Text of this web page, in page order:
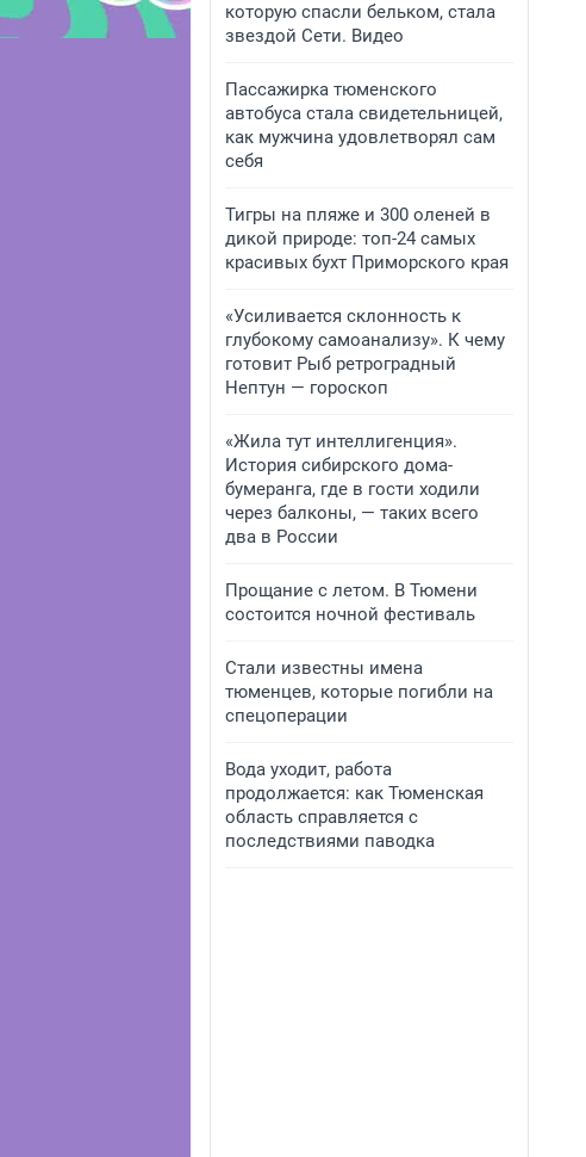
которую спасли бельком, стала
звездой Сети. Видео
Пассажирка тюменского
автобуса стала свидетельницей,
как мужчина удовлетворял сам
себя
Тигры на пляже и 300 оленей в
дикой природе: топ-24 самых
красивых бухт Приморского края
«Усиливается склонность к
глубокому самоанализу». К чему
готовит Рыб ретроградный
Нептун — гороскоп
«Жила тут интеллигенция».
История сибирского дома-
бумеранга, где в гости ходили
через балконы, — таких всего
два в России
Прощание с летом. В Тюмени
состоится ночной фестиваль
Стали известны имена
тюменцев, которые погибли на
спецоперации
Вода уходит, работа
продолжается: как Тюменская
область справляется с
последствиями паводка